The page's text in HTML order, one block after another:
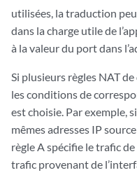
utilisées, la traduction
dans la charge utile de
à la valeur du port dans
Si plusieurs règles NAT
les conditions de
est choisie. Par exemple,
mêmes adresses IP
règle A spécifie le trafic
trafic provenant de